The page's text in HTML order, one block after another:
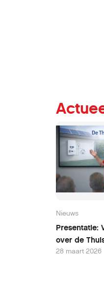
Nieuws
Presentatie:
over de
28 maart 2026